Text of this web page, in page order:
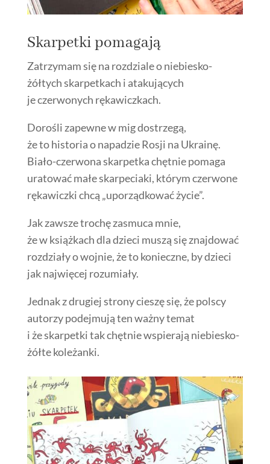
Skarpetki pomagają
Zatrzymam się na rozdziale o niebiesko-
żółtych skarpetkach i atakujących
je czerwonych rękawiczkach.
Dorośli zapewne w mig dostrzegą,
że to historia o napadzie Rosji na Ukrainę.
Biało-czerwona skarpetka chętnie pomaga
uratować małe skarpeciaki, którym czerwone
rękawiczki chcą „uporządkować życie”.
Jak zawsze trochę zasmuca mnie,
że w książkach dla dzieci muszą się znajdować
rozdziały o wojnie, że to konieczne, by dzieci
jak najwięcej rozumiały.
Jednak z drugiej strony cieszę się, że polscy
autorzy podejmują ten ważny temat
i że skarpetki tak chętnie wspierają niebiesko-
żółte koleżanki.